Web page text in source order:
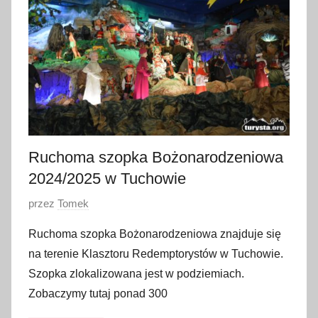
c
a
2
0
3
Ruchoma szopka Bożonarodzeniowa
2024/2025 w Tuchowie
O
u
b
l
i
przez Tomek
Ruchoma szopka Bożonarodzeniowa znajduje się
na terenie Klasztoru Redemptorystów w Tuchowie.
Szopka zlokalizowana jest w podziemiach.
Zobaczymy tutaj ponad 300